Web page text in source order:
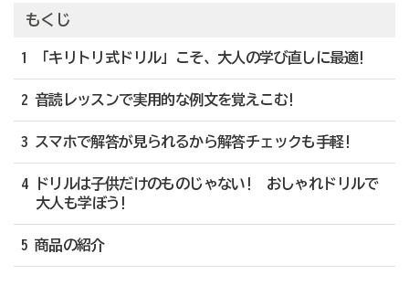
もくじ
1 「キリトリ式ドリル」こそ、大人の学び直しに最適!
2 音読レッスンで実用的な例文を覚えこむ!
3 スマホで解答が見られるから解答チェックも手軽!
4 ドリルは子供だけのものじゃない! おしゃれドリルで
大人も学ぼう!
5 商品の紹介